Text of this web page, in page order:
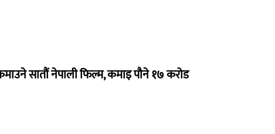
कमाउने सातौं नेपाली फिल्म, कमाइ पौने १७ करोड